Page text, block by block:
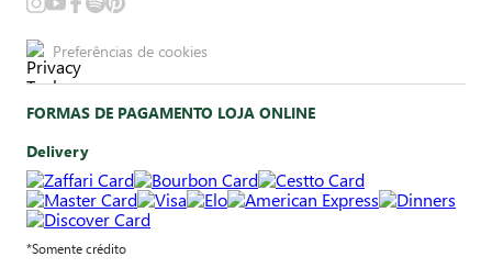
Preferências de cookies
FORMAS DE PAGAMENTO LOJA ONLINE
Delivery
*Somente crédito